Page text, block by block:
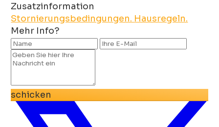
Zusatzinformation
Stornierungsbedingungen. Hausregeln.
Mehr Info?
schicken